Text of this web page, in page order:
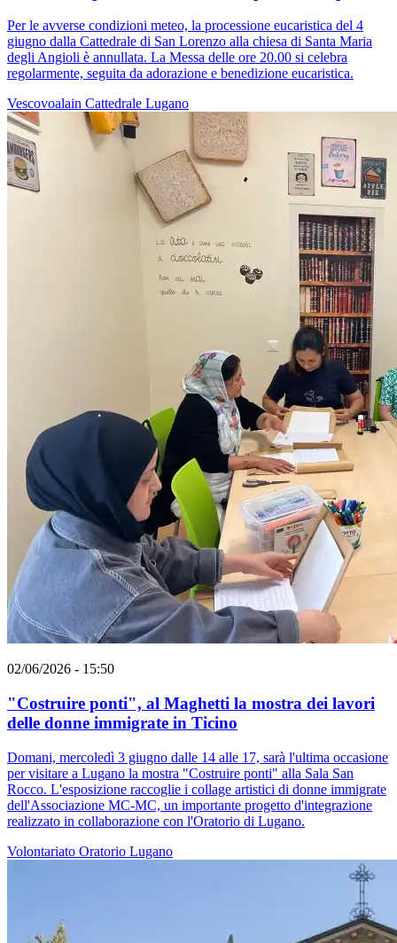
Per le avverse condizioni meteo, la processione eucaristica del 4
giugno dalla Cattedrale di San Lorenzo alla chiesa di Santa Maria
degli Angioli è annullata. La Messa delle ore 20.00 si celebra
regolarmente, seguita da adorazione e benedizione eucaristica.
Vescovoalain Cattedrale Lugano
02/06/2026 - 15:50
"Costruire ponti", al Maghetti la mostra dei lavori
delle donne immigrate in Ticino
Domani, mercoledì 3 giugno dalle 14 alle 17, sarà l'ultima occasione
per visitare a Lugano la mostra "Costruire ponti" alla Sala San
Rocco. L'esposizione raccoglie i collage artistici di donne immigrate
dell'Associazione MC-MC, un importante progetto d'integrazione
realizzato in collaborazione con l'Oratorio di Lugano.
Volontariato Oratorio Lugano